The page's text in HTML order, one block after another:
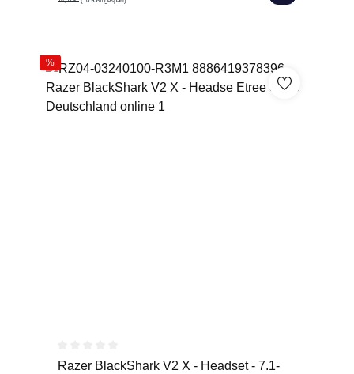
%
Durchschnittliche Bewertung von 0 von 5 Sternen
Razer BlackShark V2 X - Headset - 7.1-